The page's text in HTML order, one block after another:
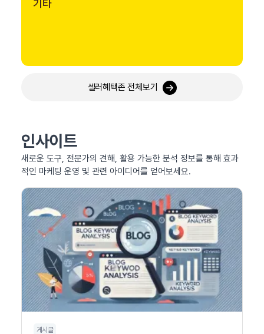
기타
셀러혜택존 전체보기
인사이트
새로운 도구, 전문가의 견해, 활용 가능한 분석 정보를 통해 효과
적인 마케팅 운영 및 관련 아이디어를 얻어보세요.
게시글